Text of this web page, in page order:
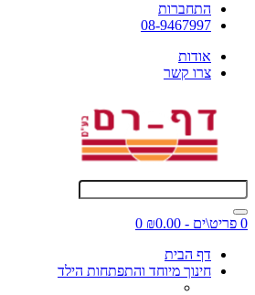
התחברות
08-9467997
אודות
צרו קשר
0 פריט\ים - ₪0.00
0
דף הבית
חינוך מיוחד והתפתחות הילד